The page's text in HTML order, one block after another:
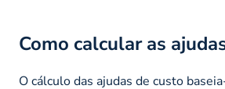
Como calcular as
O cálculo das ajudas de custo